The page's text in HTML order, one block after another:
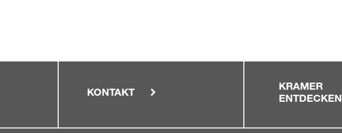
KONTAKT
KRAMER
ENTDECKEN